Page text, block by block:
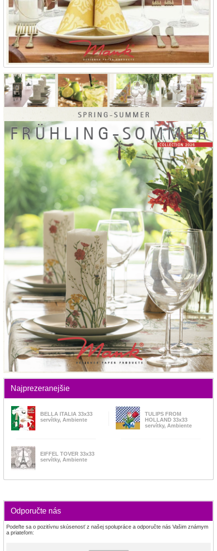
Najprezeranejšie
BELLA ITALIA 33x33
servítky, Ambiente
TULIPS FROM
HOLLAND 33x33
servítky, Ambiente
EIFFEL TOVER 33x33
servítky, Ambiente
Odporučte nás
Podeľte sa o pozitívnu skúsenosť z našej spolupráce a odporučte nás Vašim známym
a priateľom: